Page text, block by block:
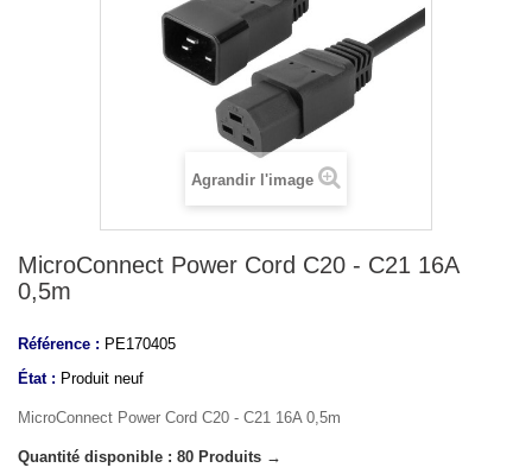
Agrandir l'image
MicroConnect Power Cord C20 - C21 16A
0,5m
Référence : PE170405
État : Produit neuf
MicroConnect Power Cord C20 - C21 16A 0,5m
Quantité disponible : 80 Produits →